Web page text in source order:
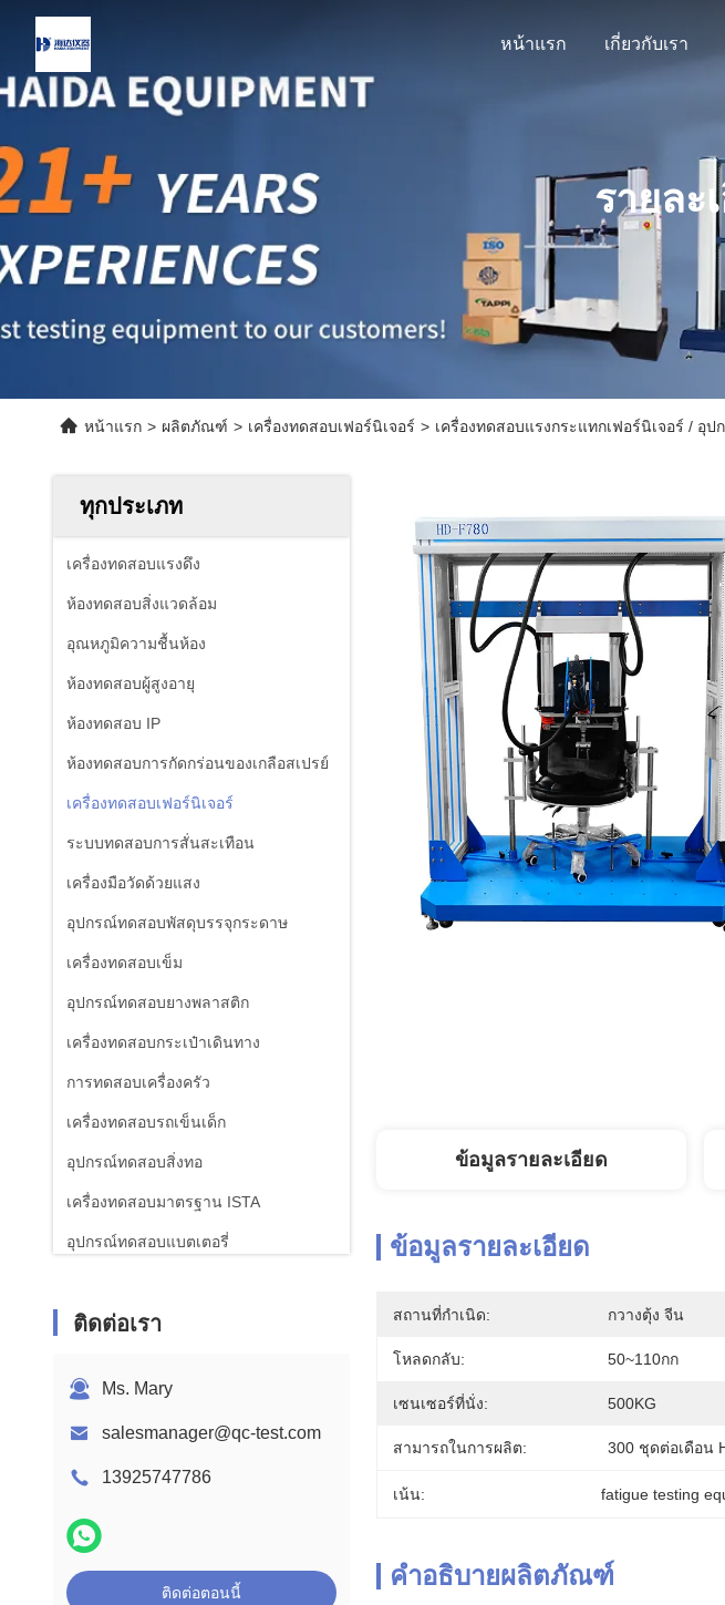
หน้าแรก เกี่ยวกับเรา
รายละ
หน้าแรก > ผลิตภัณฑ์ > เครื่องทดสอบเฟอร์นิเจอร์ > เครื่องทดสอบแรงกระแทกเฟอร์นิเจอร์ / อุ
ทุกประเภท
เครื่องทดสอบแรงดึง
ห้องทดสอบสิ่งแวดล้อม
อุณหภูมิความชื้นห้อง
ห้องทดสอบผู้สูงอายุ
ห้องทดสอบ IP
ห้องทดสอบการกัดกร่อนของเกลือสเปรย์
เครื่องทดสอบเฟอร์นิเจอร์
ระบบทดสอบการสั่นสะเทือน
เครื่องมือวัดด้วยแสง
อุปกรณ์ทดสอบพัสดุบรรจุกระดาษ
เครื่องทดสอบเข็ม
อุปกรณ์ทดสอบยางพลาสติก
เครื่องทดสอบกระเป๋าเดินทาง
การทดสอบเครื่องครัว
เครื่องทดสอบรถเข็นเด็ก
อุปกรณ์ทดสอบสิ่งทอ
เครื่องทดสอบมาตรฐาน ISTA
อุปกรณ์ทดสอบแบตเตอรี่
อุปกรณ์ทดสอบความเผาไหม้
ติดต่อเรา
Ms. Mary
salesmanager@qc-test.com
13925747786
ติดต่อตอนนี้
ข้อมูลรายละเอียด
ข้อมูลรายละเอียด
สถานที่กำเนิด: กวางตุ้ง จีน
โหลดกลับ: 50~110กก
เซนเซอร์ที่นั่ง: 500KG
สามารถในการผลิต: 300 ชุดต่อเดือน
เน้น: fatigue testing
คำอธิบายผลิตภัณฑ์